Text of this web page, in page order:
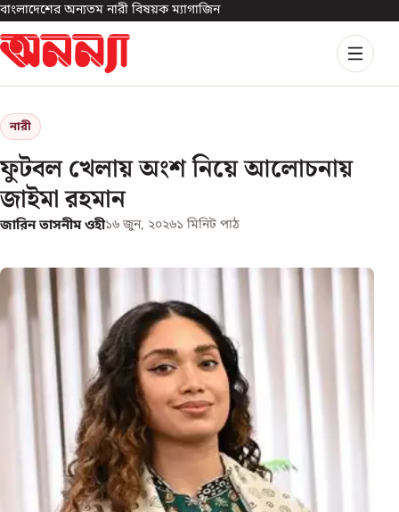
বাংলাদেশের অন্যতম নারী বিষয়ক ম্যাগাজিন
নারী
ফুটবল খেলায় অংশ নিয়ে আলোচনায়
জাইমা রহমান
জারিন তাসনীম ওহী১৬ জুন, ২০২৬১ মিনিট পাঠ